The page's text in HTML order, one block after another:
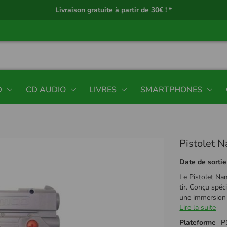
Livraison gratuite à partir de 30€ ! *
CD AUDIO LIVRES SMARTPHONES
Pistolet
Date de sortie
Le Pistolet
tir. Conçu
une
Lire la suite
Plateforme